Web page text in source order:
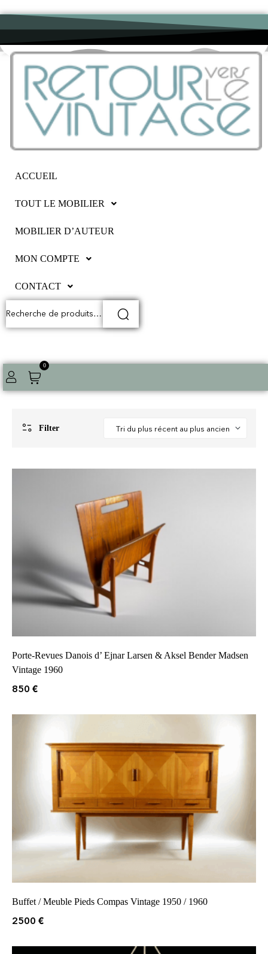
ACCUEIL
TOUT LE MOBILIER
MOBILIER D’AUTEUR
MON COMPTE
CONTACT
0
Filter
Porte-Revues Danois d’ Ejnar Larsen & Aksel Bender Madsen
Vintage 1960
850 €
Buffet / Meuble Pieds Compas Vintage 1950 / 1960
2500 €